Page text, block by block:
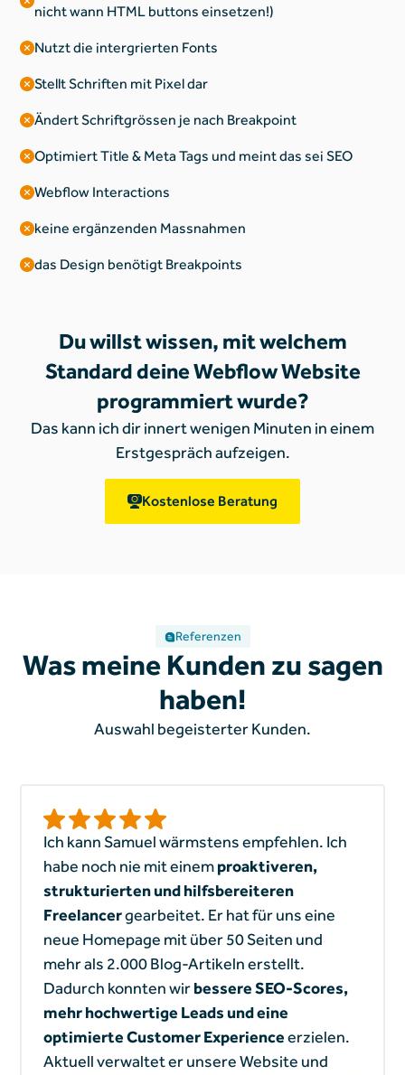
nicht wann HTML buttons einsetzen!)
Nutzt die intergrierten Fonts
Stellt Schriften mit Pixel dar
Ändert Schriftgrössen je nach Breakpoint
Optimiert Title & Meta Tags und meint das sei SEO
Webflow Interactions
keine ergänzenden Massnahmen
das Design benötigt Breakpoints
Du willst wissen, mit welchem
Standard deine Webflow Website
programmiert wurde?
Das kann ich dir innert wenigen Minuten in einem
Erstgespräch aufzeigen.
Kostenlose Beratung
Referenzen
Was meine Kunden zu sagen
haben!
Auswahl begeisterter Kunden.
Ich kann Samuel wärmstens empfehlen. Ich
habe noch nie mit einemproaktiveren,
strukturierten und hilfsbereiteren
Freelancergearbeitet. Er hat für uns eine
neue Homepage mit über 50 Seiten und
mehr als 2.000 Blog-Artikeln erstellt.
Dadurch konnten wirbessere SEO-Scores,
mehr hochwertige Leads und eine
optimierte Customer Experienceerzielen.
Aktuell verwaltet er unsere Website und